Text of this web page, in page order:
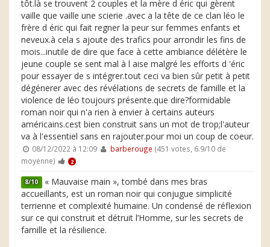
tôt.là se trouvent 2 couples et la mère d éric qui gèrent
vaille que vaille une scierie .avec a la tête de ce clan léo le
frère d éric qui fait regner la peur sur femmes enfants et
neveux.à cela s ajoute des trafics pour arrondir les fins de
mois...inutile de dire que face à cette ambiance délétère le
jeune couple se sent mal à l aise malgré les efforts d 'éric
pour essayer de s intégrer.tout ceci va bien sûr petit à petit
dégénerer avec des révélations de secrets de famille et la
violence de léo toujours présente.que dire?formidable
roman noir qui n'a rien à envier à certains auteurs
américains.cest bien construit sans un mot de trop;l'auteur
va à l'essentiel sans en rajouter.pour moi un coup de coeur.
08/12/2022 à 12:09 barberouge (451 votes, 6.9/10 de
moyenne)
2
8/10 « Mauvaise main », tombé dans mes bras
accueillants, est un roman noir qui conjugue simplicité
terrienne et complexité humaine. Un condensé de réflexion
sur ce qui construit et détruit l’Homme, sur les secrets de
famille et la résilience.